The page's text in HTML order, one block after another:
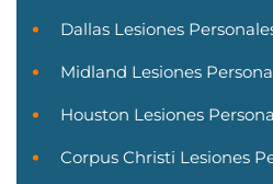
Dallas Lesiones
Midland Lesiones
Houston Lesiones
Corpus Christi Lesiones